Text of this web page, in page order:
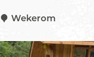
e
b
e
P
r
k
Wekerom